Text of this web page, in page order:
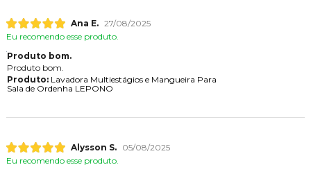
Ana E. 27/08/2025
Eu recomendo esse produto.
Produto bom.
Produto bom.
Produto:Lavadora Multiestágios e Mangueira Para
Sala de Ordenha LEPONO
Alysson S.
05/08/2025
Eu recomendo esse produto.